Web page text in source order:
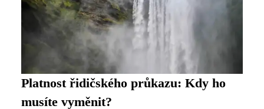
Platnost řidičského průkazu: Kdy ho
musíte vyměnit?